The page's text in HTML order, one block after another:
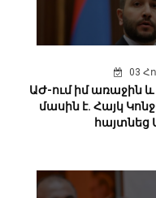
03
ԱԺ-ում իմ առաջին և
մասին է. Հայկ
հայտնեց